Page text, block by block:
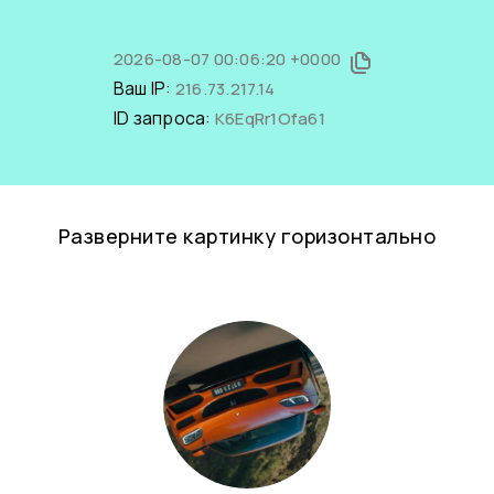
2026-08-07 00:06:20 +0000
Ваш IP: 216.73.217.14
ID запроса: K6EqRr1Ofa61
Разверните картинку горизонтально